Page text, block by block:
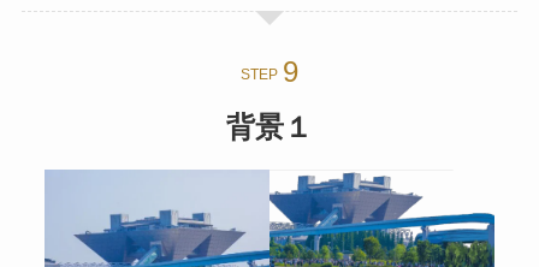
STEP
背景１